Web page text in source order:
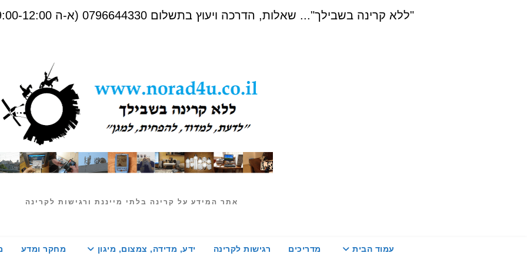
"ללא קרינה בשבילך"... שאלות, הדרכה ויעוץ בתשלום 0796644330 (א-ה 09:00-12:00)
אתר המידע על קרינה בלתי מייננת ורגישות לקרינה
עמוד הבית מדריכים רגישות לקרינה ידע, מדידה, צמצום, מיגון מחקר ומדע